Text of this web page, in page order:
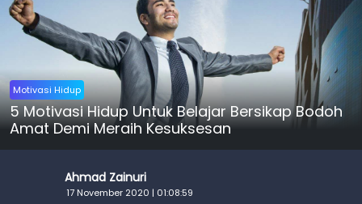
Motivasi Hidup
5 Motivasi Hidup Untuk Belajar Bersikap Bodoh
Amat Demi Meraih Kesuksesan
Ahmad Zainuri
17 November 2020 | 01:08:59